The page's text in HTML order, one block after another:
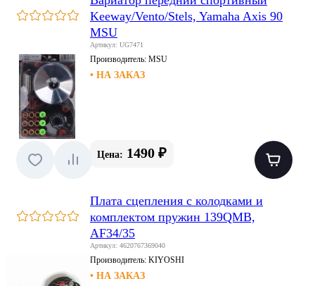
Keeway/Vento/Stels, Yamaha Axis 90
MSU
Артикул: UG7471
Производитель: MSU
• НА ЗАКАЗ
Цена: 1490 ₽
Плата сцепления с колодками и
комплектом пружин 139QMB,
AF34/35
Артикул: 4620767369040
Производитель: KIYOSHI
• НА ЗАКАЗ